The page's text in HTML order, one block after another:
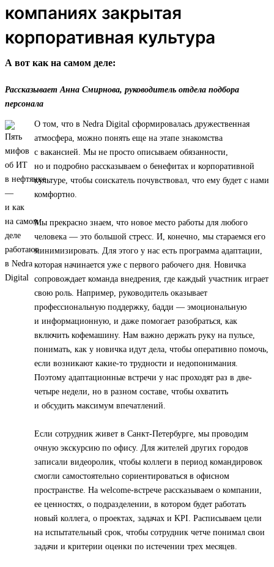
компаниях закрытая
корпоративная культура
А вот как на самом деле:
Рассказывает Анна Смирнова, руководитель отдела подбора
персонала
О том, что в Nedra Digital сформировалась дружественная
атмосфера, можно понять еще на этапе знакомства
с вакансией. Мы не просто описываем обязанности,
но и подробно рассказываем о бенефитах и корпоративной
культуре, чтобы соискатель почувствовал, что ему будет с нами
комфортно.
Мы прекрасно знаем, что новое место работы для любого
человека — это большой стресс. И, конечно, мы стараемся его
минимизировать. Для этого у нас есть программа адаптации,
которая начинается уже с первого рабочего дня. Новичка
сопровождает команда внедрения, где каждый участник играет
свою роль. Например, руководитель оказывает
профессиональную поддержку, бадди — эмоциональную
и информационную, и даже помогает разобраться, как
включить кофемашину. Нам важно держать руку на пульсе,
понимать, как у новичка идут дела, чтобы оперативно помочь,
если возникают какие-то трудности и недопонимания.
Поэтому адаптационные встречи у нас проходят раз в две-
четыре недели, но в разном составе, чтобы охватить
и обсудить максимум впечатлений.
Если сотрудник живет в Санкт-Петербурге, мы проводим
очную экскурсию по офису. Для жителей других городов
записали видеоролик, чтобы коллеги в период командировок
смогли самостоятельно сориентироваться в офисном
пространстве. На welcome-встрече рассказываем о компании,
ее ценностях, о подразделении, в котором будет работать
новый коллега, о проектах, задачах и KPI. Расписываем цели
на испытательный срок, чтобы сотрудник четче понимал свои
задачи и критерии оценки по истечении трех месяцев.